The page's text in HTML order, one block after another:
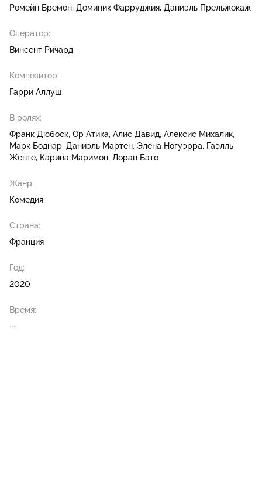
Ромейн Бремон Доминик Фарруджия Даниэль Прельжокаж
Оператор:
Винсент Ричард
Композитор:
Гарри Аллуш
В ролях:
Франк Дюбоск Ор Атика Алис Давид Алексис Михалик
Марк Боднар Даниэль Мартен Элена Ногуэрра Гаэлль
Женте Карина Маримон Лоран Бато
Жанр:
Комедия
Страна:
Франция
Год:
2020
Время:
—